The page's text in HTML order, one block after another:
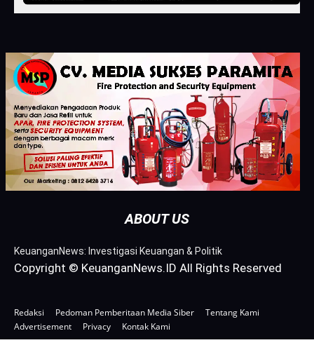
ABOUT US
KeuanganNews: Investigasi Keuangan & Politik
Copyright © KeuanganNews.ID All Rights Reserved
Redaksi Pedoman Pemberitaan Media Siber
Tentang Kami
Advertisement
Privacy Kontak Kami